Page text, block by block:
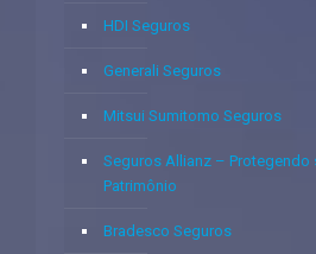
HDI Seguros
Generali Seguros
Mitsui Sumitomo Seguros
Seguros Allianz – Protegendo
Patrimônio
Bradesco Seguros